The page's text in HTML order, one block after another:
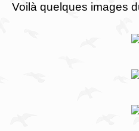
Voilà quelques images